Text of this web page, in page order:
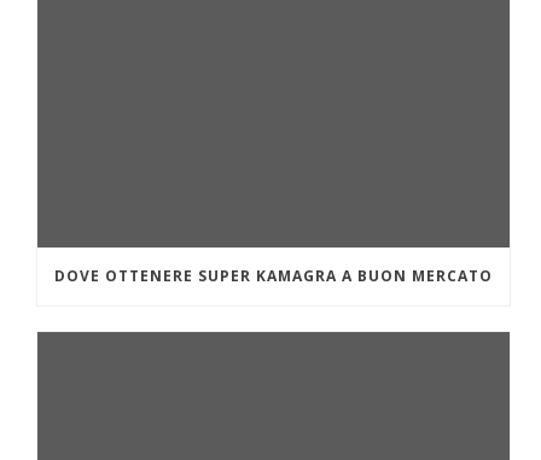
DOVE OTTENERE SUPER KAMAGRA A BUON MERCATO